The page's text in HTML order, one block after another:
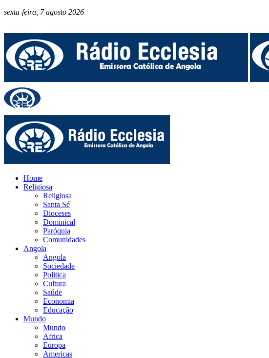
sexta-feira, 7 agosto 2026
Home
Religiosa
Religiosa
Santa Sé
Dioceses
Dominical
Paróquia
Comunidades
Angola
Angola
Sociedade
Politica
Cultura
Saúde
Economia
Educação
Mundo
Mundo
Africa
Europa
Americas